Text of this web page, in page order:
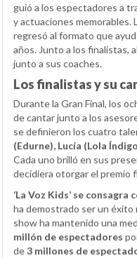
guió a los espectadores a
y actuaciones memorables.
regresó al formato que
años. Junto a los finalistas,
junto a sus coaches.
Los finalistas y su
Durante la Gran Final, los
de cantar junto a los
se definieron los cuatro
(Edurne), Lucía (Lola
Cada uno brilló en sus
decidiera otorgar el premio
‘La Voz Kids’ se
ha demostrado ser un
show ha mantenido una
millón de espectadores
de3 millones de